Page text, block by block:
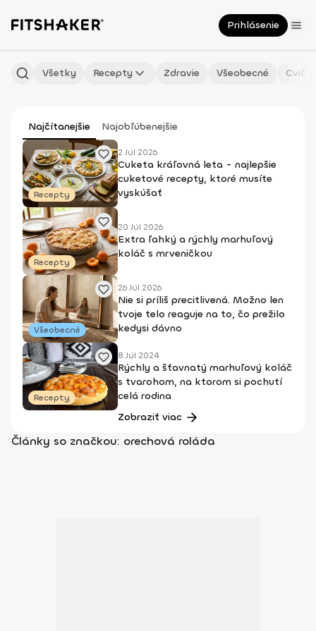
Prihlásenie
Všetky Recepty Zdravie Všeobecné
Najčítanejšie Najobľúbenejšie
Recepty
2 Júl 2026
Cuketa kráľovná leta - najlepšie
cuketové recepty, ktoré musíte
vyskúšať
Recepty
20 Júl 2026
Extra ľahký a rýchly marhuľový
koláč s mrveničkou
Všeobecné
26 Júl 2026
Nie si príliš precitlivená. Možno len
tvoje telo reaguje na to, čo prežilo
kedysi dávno
Recepty
8 Júl 2024
Rýchly a šťavnatý marhuľový koláč
s tvarohom, na ktorom si pochutí
celá rodina
Zobraziť viac
Články so značkou: orechová roláda